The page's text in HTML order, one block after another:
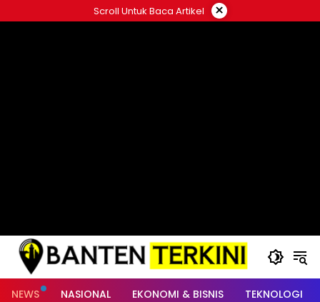
ke
Scroll Untuk Baca Artikel ×
NEWS NASIONAL EKONOMI & BISNIS TEKNOLOGI